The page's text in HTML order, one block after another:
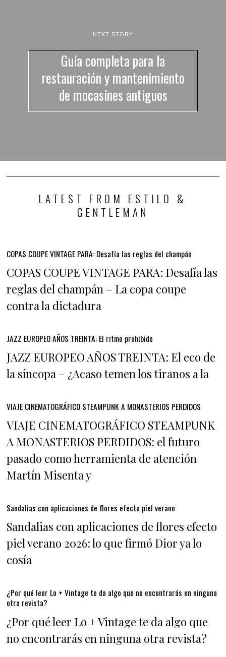
NEXT STORY
Guía completa para la
restauración y mantenimiento
de mocasines antiguos
LATEST FROM ESTILO &
GENTLEMAN
COPAS COUPE VINTAGE PARA: Desafía las reglas del champán
COPAS COUPE VINTAGE PARA: Desafía las
reglas del champán – La copa coupe
contra la dictadura
JAZZ EUROPEO AÑOS TREINTA: El ritmo prohibido
JAZZ EUROPEO AÑOS TREINTA: El eco de
la síncopa – ¿Acaso temen los tiranos a la
VIAJE CINEMATOGRÁFICO STEAMPUNK A MONASTERIOS PERDIDOS
VIAJE CINEMATOGRÁFICO STEAMPUNK
A MONASTERIOS PERDIDOS: el futuro
pasado como herramienta de atención
Martín Misenta y
Sandalias con aplicaciones de flores efecto piel verano
Sandalias con aplicaciones de flores efecto
piel verano 2026: lo que firmó Dior ya lo
cosía
¿Por qué leer Lo + Vintage te da algo que no encontrarás en ninguna
otra revista?
¿Por qué leer Lo + Vintage te da algo que
no encontrarás en ninguna otra revista?